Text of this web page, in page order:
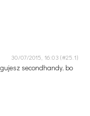
30/07/2015, 16:03
secondhandy, bo